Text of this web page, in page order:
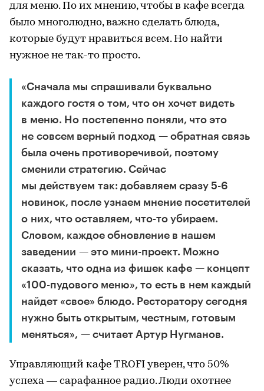
для меню. По их мнению, чтобы в кафе всегда
было многолюдно, важно сделать блюда,
которые будут нравиться всем. Но найти
нужное не так-то просто.
«Сначала мы спрашивали буквально
каждого гостя о том, что он хочет видеть
в меню. Но постепенно поняли, что это
не совсем верный подход — обратная связь
была очень противоречивой, поэтому
сменили стратегию. Сейчас
мы действуем так: добавляем сразу 5-6
новинок, после узнаем мнение посетителей
о них, что оставляем, что-то убираем.
Словом, каждое обновление в нашем
заведении — это мини-проект. Можно
сказать, что одна из фишек кафе — концепт
«100-пудового меню», то есть в нем каждый
найдет «свое» блюдо. Ресторатору сегодня
нужно быть открытым, честным, готовым
меняться», — считает Артур Нугманов.
Управляющий кафе TROFI уверен, что 50%
успеха — сарафанное радио. Люди охотнее